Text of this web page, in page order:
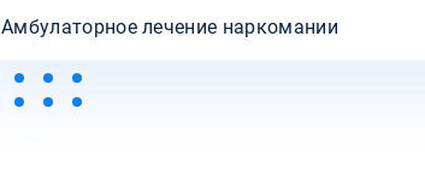
Амбулаторное лечение наркомании